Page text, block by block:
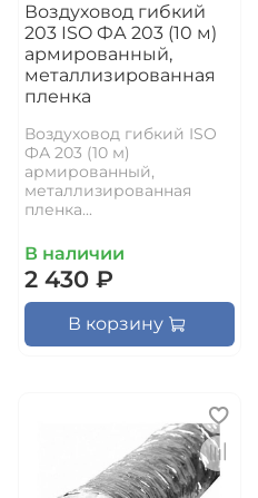
Воздуховод гибкий
203 ISO ФА 203 (10 м)
армированный,
металлизированная
пленка
Воздуховод гибкий ISO
ФА 203 (10 м)
армированный,
металлизированная
пленка...
В наличии
2 430 ₽
В корзину